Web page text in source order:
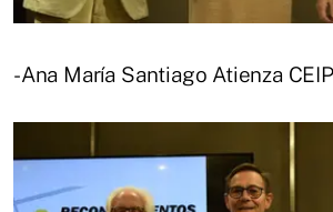
-Ana María Santiago Atienza